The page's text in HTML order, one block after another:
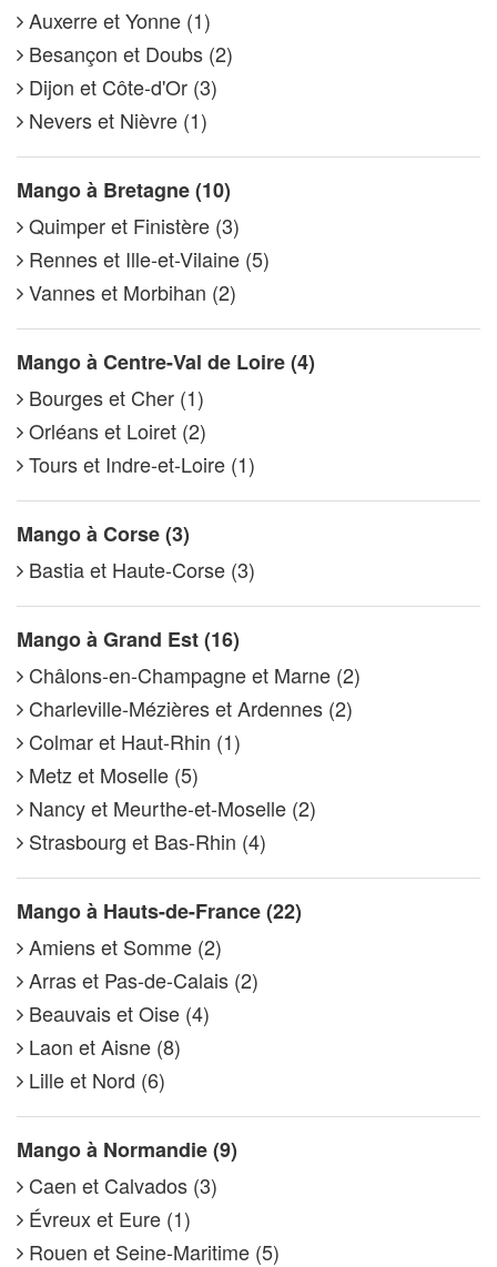
Auxerre et Yonne (1)
Besançon et Doubs (2)
Dijon et Côte-d'Or (3)
Nevers et Nièvre (1)
Mango à Bretagne (10)
Quimper et Finistère (3)
Rennes et Ille-et-Vilaine (5)
Vannes et Morbihan (2)
Mango à Centre-Val de Loire (4)
Bourges et Cher (1)
Orléans et Loiret (2)
Tours et Indre-et-Loire (1)
Mango à Corse (3)
Bastia et Haute-Corse (3)
Mango à Grand Est (16)
Châlons-en-Champagne et Marne (2)
Charleville-Mézières et Ardennes (2)
Colmar et Haut-Rhin (1)
Metz et Moselle (5)
Nancy et Meurthe-et-Moselle (2)
Strasbourg et Bas-Rhin (4)
Mango à Hauts-de-France (22)
Amiens et Somme (2)
Arras et Pas-de-Calais (2)
Beauvais et Oise (4)
Laon et Aisne (8)
Lille et Nord (6)
Mango à Normandie (9)
Caen et Calvados (3)
Évreux et Eure (1)
Rouen et Seine-Maritime (5)